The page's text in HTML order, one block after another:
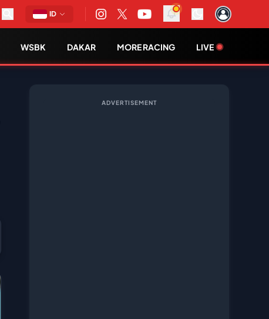
ID
WSBK DAKAR MORE RACING LIVE
ADVERTISEMENT